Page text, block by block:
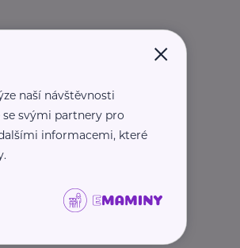
×
naší návštěvnosti
svými partnery pro
informacemi, které